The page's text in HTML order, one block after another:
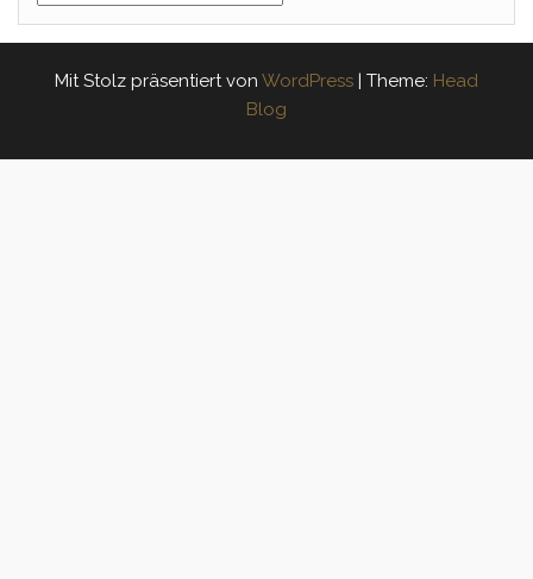
Mit Stolz präsentiert von WordPress Theme: Head
Blog